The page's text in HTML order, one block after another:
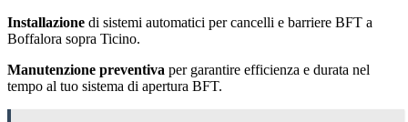
Installazione di sistemi automatici per cancelli e barriere BFT a
Boffalora sopra Ticino.
Manutenzione preventiva per garantire efficienza e durata nel
tempo al tuo sistema di apertura BFT.